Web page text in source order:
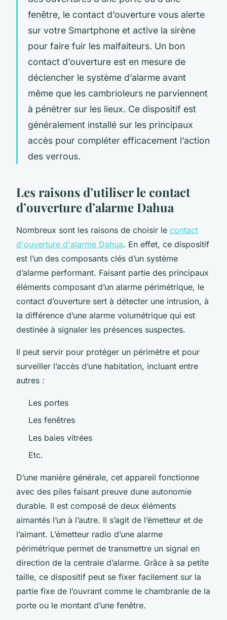
fenêtre, le contact d’ouverture vous alerte
sur votre Smartphone et active la sirène
pour faire fuir les malfaiteurs. Un bon
contact d’ouverture est en mesure de
déclencher le système d’alarme avant
même que les cambrioleurs ne parviennent
à pénétrer sur les lieux. Ce dispositif est
généralement installé sur les principaux
accès pour compléter efficacement l’action
des verrous.
Les raisons d’utiliser le contact
d’ouverture d’alarme Dahua
Nombreux sont les raisons de choisir le contact
d'ouverture d'alarme Dahua. En effet, ce dispositif
est l’un des composants clés d’un système
d’alarme performant. Faisant partie des principaux
éléments composant d’un alarme périmétrique, le
contact d’ouverture sert à détecter une intrusion, à
la différence d’une alarme volumétrique qui est
destinée à signaler les présences suspectes.
Il peut servir pour protéger un périmètre et pour
surveiller l’accès d’une habitation, incluant entre
autres :
Les portes
Les fenêtres
Les baies vitrées
Etc.
D’une manière générale, cet appareil fonctionne
avec des piles faisant preuve dune autonomie
durable. Il est composé de deux éléments
aimantés l’un à l’autre. Il s’agit de l’émetteur et de
l’aimant. L’émetteur radio d’une alarme
périmétrique permet de transmettre un signal en
direction de la centrale d’alarme. Grâce à sa petite
taille, ce dispositif peut se fixer facilement sur la
partie fixe de l’ouvrant comme le chambranle de la
porte ou le montant d’une fenêtre.